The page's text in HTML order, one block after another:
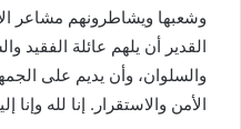
وشعبها ويشاطرونهم مشاعر
القدير أن يلهم عائلة الفقيد
والسلوان، وأن يديم على
الأمن والاستقرار. إنا لله وإنا